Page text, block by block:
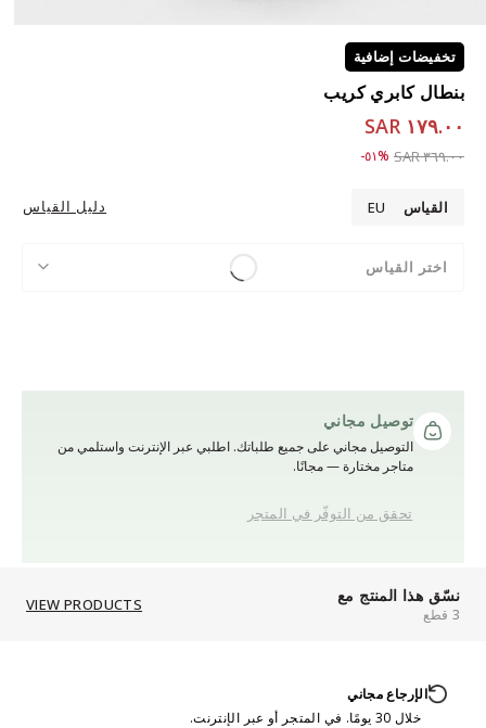
تخفيضات إضافية
بنطال كابري كريب
١٧٩.٠٠ SAR
Price reduced from
٣٦٩.٠٠ SAR to ١٧٩.٠٠ SAR%٥١-
القياس EU دليل القياس
اختر القياس
توصيل مجاني
التوصيل مجاني على جميع طلباتك. اطلبي عبر الإنترنت واستلمي من
متاجر مختارة — مجانًا.
تحقق من التوفّر في المتجر
نسّق هذا المنتج مع
3 قطع
VIEW PRODUCTS
الإرجاع مجاني
خلال 30 يومًا. في المتجر أو عبر الإنترنت.